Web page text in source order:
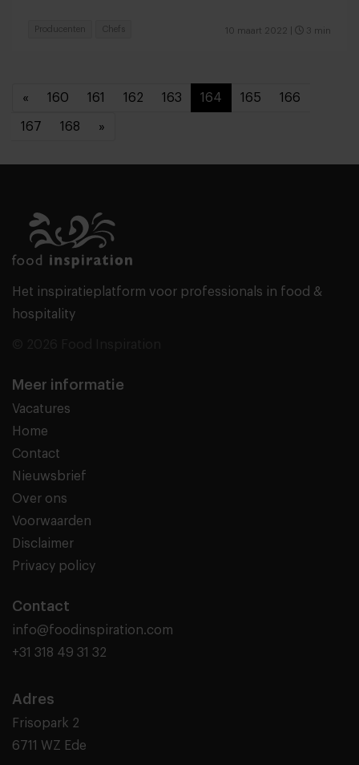
10 maart 2022 3 min
Producenten Chefs
« 160 161 162 163 164 165 166
167 168 »
Het inspiratieplatform voor professionals in food &
hospitality
Meer informatie
Vacatures
Home
Contact
Nieuwsbrief
Over ons
Voorwaarden
Disclaimer
Privacy policy
Contact
info@foodinspiration.com
+31 318 49 31 32
Adres
Frisopark 2
6711 WZ Ede